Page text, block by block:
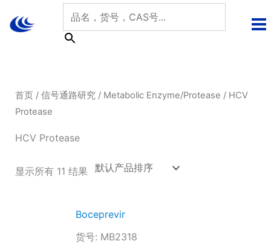
首页/ 信号通路研究/ Metabolic Enzyme/Protease / HCV
Protease
HCV Protease
显示所有 11 结果
Boceprevir
货号: MB2318